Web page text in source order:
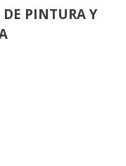
PINTURA Y